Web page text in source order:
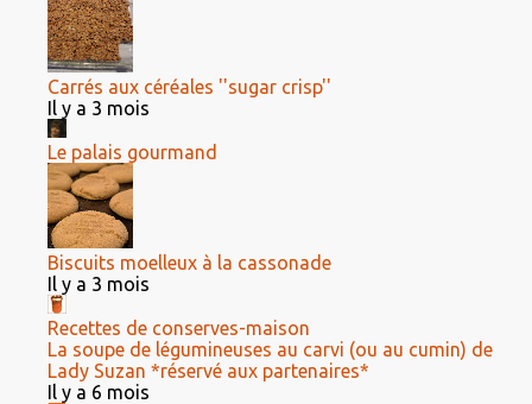
Carrés aux céréales ''sugar crisp''
Il y a 3 mois
Le palais gourmand
Biscuits moelleux à la cassonade
Il y a 3 mois
Recettes de conserves-maison
La soupe de légumineuses au carvi (ou au cumin) de
Lady Suzan *réservé aux partenaires*
Il y a 6 mois